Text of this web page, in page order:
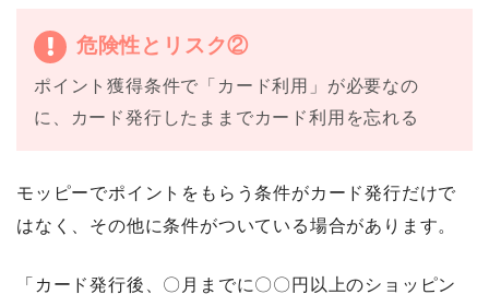
危険性とリスク②
ポイント獲得条件で「カード利用」が必要なの
に、カード発行したままでカード利用を忘れる
モッピーでポイントをもらう条件がカード発行だけで
はなく、その他に条件がついている場合があります。
「カード発行後、〇月までに〇〇円以上のショッピン